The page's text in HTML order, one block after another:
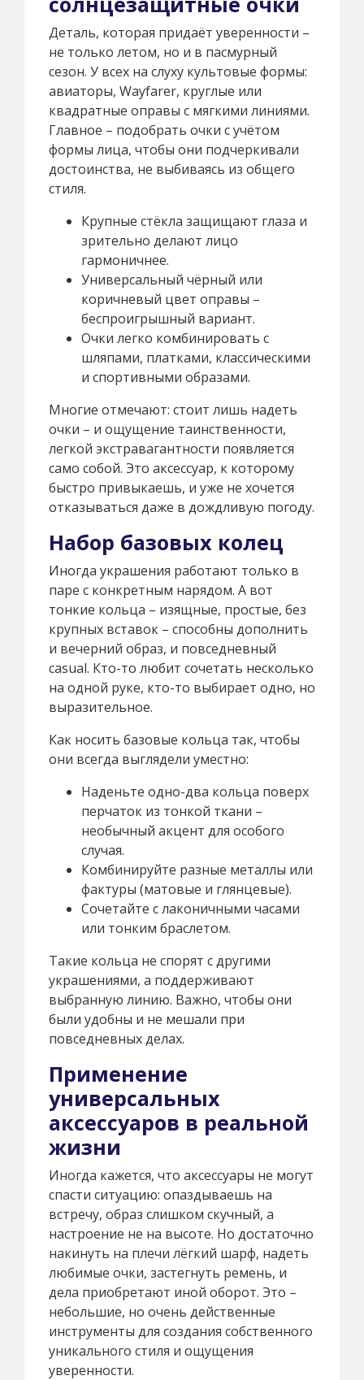
Деталь, которая придаёт уверенности –
не только летом, но и в пасмурный
сезон. У всех на слуху культовые формы:
авиаторы, Wayfarer, круглые или
квадратные оправы с мягкими линиями.
Главное – подобрать очки с учётом
формы лица, чтобы они подчеркивали
достоинства, не выбиваясь из общего
стиля.
Крупные стёкла защищают глаза и
зрительно делают лицо
гармоничнее.
Универсальный чёрный или
коричневый цвет оправы –
беспроигрышный вариант.
Очки легко комбинировать с
шляпами, платками, классическими
и спортивными образами.
Многие отмечают: стоит лишь надеть
очки – и ощущение таинственности,
легкой экстравагантности появляется
само собой. Это аксессуар, к которому
быстро привыкаешь, и уже не хочется
отказываться даже в дождливую погоду.
Набор базовых колец
Иногда украшения работают только в
паре с конкретным нарядом. А вот
тонкие кольца – изящные, простые, без
крупных вставок – способны дополнить
и вечерний образ, и повседневный
casual. Кто-то любит сочетать несколько
на одной руке, кто-то выбирает одно, но
выразительное.
Как носить базовые кольца так, чтобы
они всегда выглядели уместно:
Наденьте одно-два кольца поверх
перчаток из тонкой ткани –
необычный акцент для особого
случая.
Комбинируйте разные металлы или
фактуры (матовые и глянцевые).
Сочетайте с лаконичными часами
или тонким браслетом.
Такие кольца не спорят с другими
украшениями, а поддерживают
выбранную линию. Важно, чтобы они
были удобны и не мешали при
повседневных делах.
Применение
универсальных
аксессуаров в реальной
жизни
Иногда кажется, что аксессуары не могут
спасти ситуацию: опаздываешь на
встречу, образ слишком скучный, а
настроение не на высоте. Но достаточно
накинуть на плечи лёгкий шарф, надеть
любимые очки, застегнуть ремень, и
дела приобретают иной оборот. Это –
небольшие, но очень действенные
инструменты для создания собственного
уникального стиля и ощущения
уверенности.